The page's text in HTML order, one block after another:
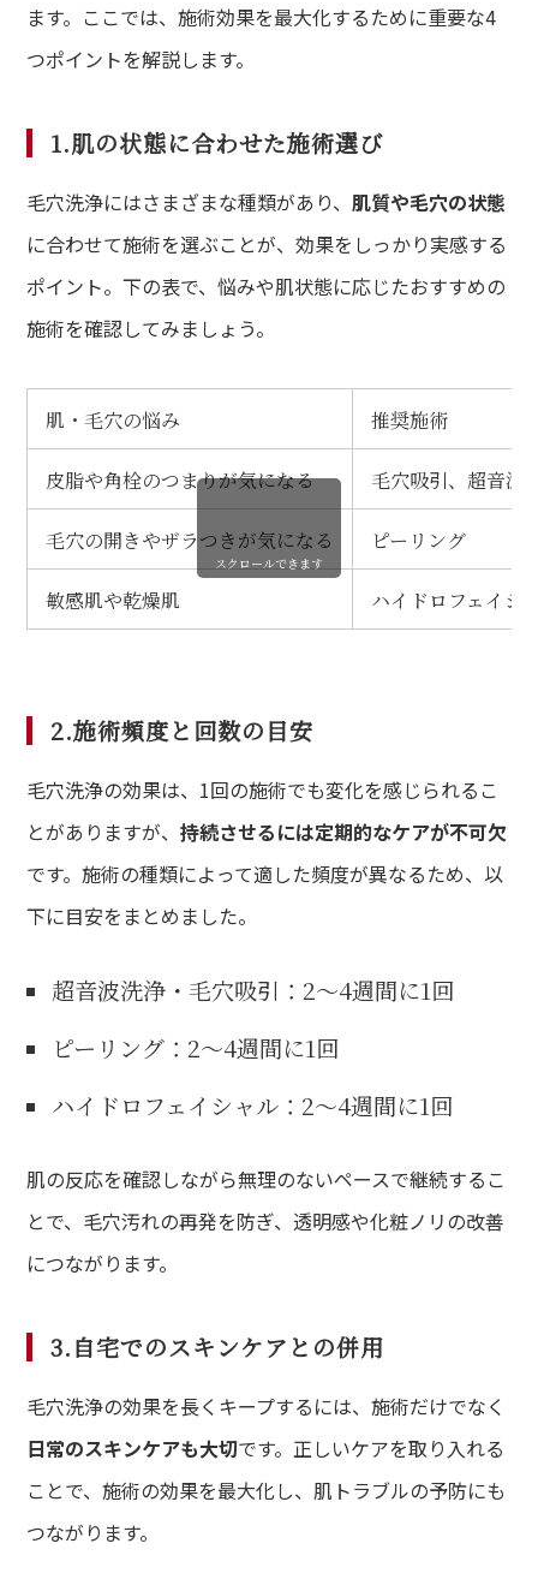
ます。ここでは、施術効果を最大化するために重要な4
つポイントを解説します。
1.肌の状態に合わせた施術選び
毛穴洗浄にはさまざまな種類があり、肌質や毛穴の状態
に合わせて施術を選ぶことが、効果をしっかり実感する
ポイント。下の表で、悩みや肌状態に応じたおすすめの
施術を確認してみましょう。
肌・毛穴の悩み 推奨施術
皮脂や角栓のつまりが気になる 毛穴吸引、超音波
毛穴の開きやザラつきが気になる ピーリング
敏感肌や乾燥肌 ハイドロフェイシ
スクロールできます
2.施術頻度と回数の目安
毛穴洗浄の効果は、1回の施術でも変化を感じられるこ
とがありますが、持続させるには定期的なケアが不可欠
です。施術の種類によって適した頻度が異なるため、以
下に目安をまとめました。
超音波洗浄・毛穴吸引：2〜4週間に1回
ピーリング：2〜4週間に1回
ハイドロフェイシャル：2〜4週間に1回
肌の反応を確認しながら無理のないペースで継続するこ
とで、毛穴汚れの再発を防ぎ、透明感や化粧ノリの改善
につながります。
3.自宅でのスキンケアとの併用
毛穴洗浄の効果を長くキープするには、施術だけでなく
日常のスキンケアも大切です。正しいケアを取り入れる
ことで、施術の効果を最大化し、肌トラブルの予防にも
つながります。